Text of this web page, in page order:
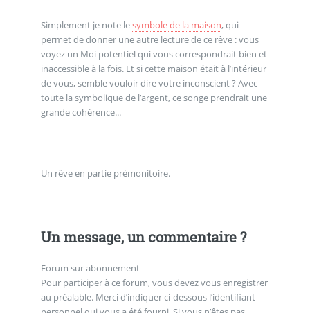
Simplement je note lesymbole de la maison, qui
permet de donner une autre lecture de ce rêve : vous
voyez un Moi potentiel qui vous correspondrait bien et
inaccessible à la fois. Et si cette maison était à l’intérieur
de vous, semble vouloir dire votre inconscient ? Avec
toute la symbolique de l’argent, ce songe prendrait une
grande cohérence...
Un rêve en partie prémonitoire.
Un message, un commentaire ?
Forum sur abonnement
Pour participer à ce forum, vous devez vous enregistrer
au préalable. Merci d’indiquer ci-dessous l’identifiant